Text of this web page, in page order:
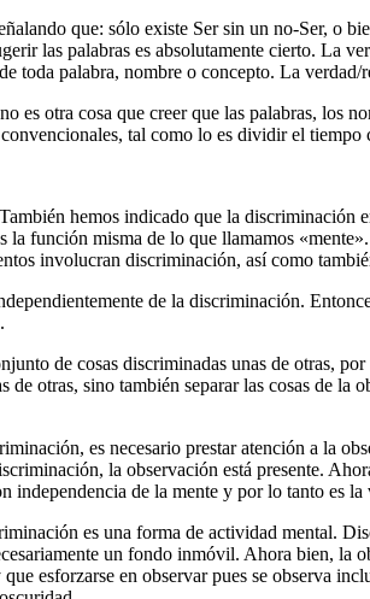
que: sólo existe Ser sin un no-Ser,
las palabras es absolutamente cierto. La
toda palabra, nombre o concepto. La
es otra cosa que creer que las palabras, los
tal como lo es dividir el
hemos indicado que la
función misma de lo que llamamos
involucran discriminación, así como
de la discriminación.
de cosas discriminadas unas de otras,
otras, sino también separar las cosas de
es necesario prestar atención a la
la observación está presente.
independencia de la mente y por lo tanto es
es una forma de actividad mental.
un fondo inmóvil. Ahora bien, la
esforzarse en observar pues se observa